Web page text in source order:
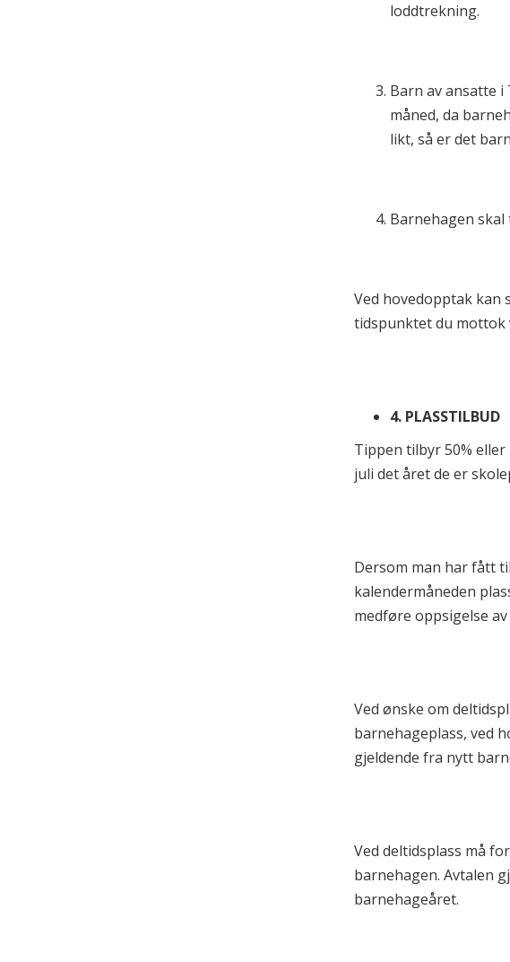
loddtrekning.
Barn av ansatte
måned, da
likt, så er det
Barnehagen
Ved hovedopptak kan
tidspunktet du mottok
4. PLASSTILBUD
Tippen tilbyr 50%
juli det året de er
Dersom man har fått
kalendermåneden
medføre oppsigelse
Ved ønske om
barnehageplass, ved
gjeldende fra nytt
Ved deltidsplass må
barnehagen. Avtalen
barnehageåret.